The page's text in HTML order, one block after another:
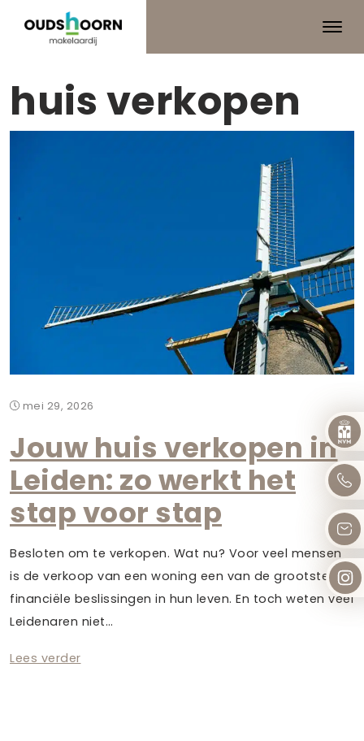
huis verkopen
mei 29, 2026
Jouw huis verkopen in
Leiden: zo werkt het
stap voor stap
Besloten om te verkopen. Wat nu? Voor veel mensen
is de verkoop van een woning een van de grootste
financiële beslissingen in hun leven. En toch weten veel
Leidenaren niet…
Lees verder